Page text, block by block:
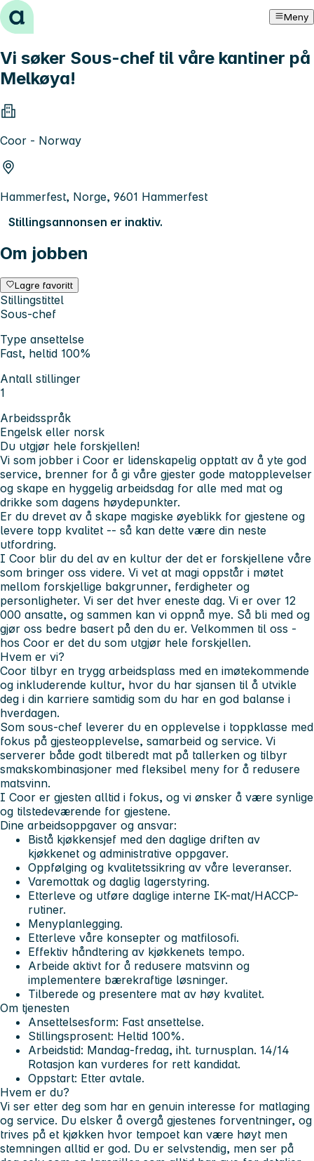
Hopp til innhold Meny
Vi søker Sous-chef til våre kantiner på
Melkøya!
Coor - Norway
Hammerfest, Norge, 9601 Hammerfest
Stillingsannonsen er inaktiv.
Om jobben
Lagre favoritt
Stillingstittel
Sous-chef
Type ansettelse
Fast, heltid 100%
Antall stillinger
1
Arbeidsspråk
Engelsk eller norsk
Du utgjør hele forskjellen!
Vi som jobber i Coor er lidenskapelig opptatt av å yte god
service, brenner for å gi våre gjester gode matopplevelser
og skape en hyggelig arbeidsdag for alle med mat og
drikke som dagens høydepunkter.
Er du drevet av å skape magiske øyeblikk for gjestene og
levere topp kvalitet -- så kan dette være din neste
utfordring.
I Coor blir du del av en kultur der det er forskjellene våre
som bringer oss videre. Vi vet at magi oppstår i møtet
mellom forskjellige bakgrunner, ferdigheter og
personligheter. Vi ser det hver eneste dag. Vi er over 12
000 ansatte, og sammen kan vi oppnå mye. Så bli med og
gjør oss bedre basert på den du er. Velkommen til oss -
hos Coor er det du som utgjør hele forskjellen.
Hvem er vi?
Coor tilbyr en trygg arbeidsplass med en imøtekommende
og inkluderende kultur, hvor du har sjansen til å utvikle
deg i din karriere samtidig som du har en god balanse i
hverdagen.
Som sous-chef leverer du en opplevelse i toppklasse med
fokus på gjesteopplevelse, samarbeid og service. Vi
serverer både godt tilberedt mat på tallerken og tilbyr
smakskombinasjoner med fleksibel meny for å redusere
matsvinn.
I Coor er gjesten alltid i fokus, og vi ønsker å være synlige
og tilstedeværende for gjestene.
Dine arbeidsoppgaver og ansvar:
Bistå kjøkkensjef med den daglige driften av
kjøkkenet og administrative oppgaver.
Oppfølging og kvalitetssikring av våre leveranser.
Varemottak og daglig lagerstyring.
Etterleve og utføre daglige interne IK-mat/HACCP-
rutiner.
Menyplanlegging.
Etterleve våre konsepter og matfilosofi.
Effektiv håndtering av kjøkkenets tempo.
Arbeide aktivt for å redusere matsvinn og
implementere bærekraftige løsninger.
Tilberede og presentere mat av høy kvalitet.
Om tjenesten
Ansettelsesform: Fast ansettelse.
Stillingsprosent: Heltid 100%.
Arbeidstid: Mandag-fredag, iht. turnusplan. 14/14
Rotasjon kan vurderes for rett kandidat.
Oppstart: Etter avtale.
Hvem er du?
Vi ser etter deg som har en genuin interesse for matlaging
og service. Du elsker å overgå gjestenes forventninger, og
trives på et kjøkken hvor tempoet kan være høyt men
stemningen alltid er god. Du er selvstendig, men ser på